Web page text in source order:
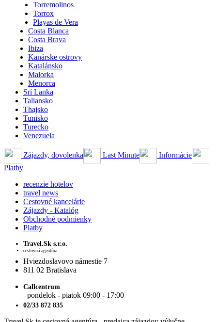
Torremolinos
Torrox
Playas de Vera
Costa Blanca
Costa Brava
Ibiza
Kanárske ostrovy
Katalánsko
Malorka
Menorca
Srí Lanka
Taliansko
Thajsko
Tunisko
Turecko
Venezuela
Zájazdy, dovolenka Last Minute
Informácie
Platby
recenzie hotelov
travel news
Cestovné kancelárie
Zájazdy - Katalóg
Obchodné podmienky
Platby
Travel.Sk s.r.o.
cestovná agentúra
Hviezdoslavovo námestie 7
811 02 Bratislava
Callcentrum
pondelok - piatok 09:00 - 17:00
02/33 872 835